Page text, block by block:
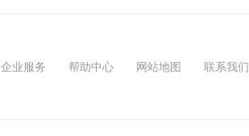
企业服务 帮助中心 网站地图 联系我们